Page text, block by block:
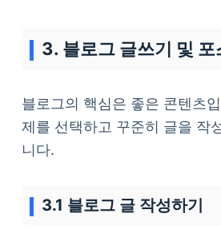
3. 블로그 글쓰기 및 포
블로그의 핵심은 좋은 콘텐츠
제를 선택하고 꾸준히 글을 작
니다.
3.1 블로그 글 작성하기